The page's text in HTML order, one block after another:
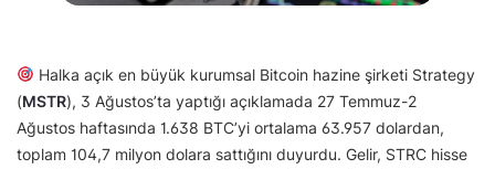
Halka açık en büyük kurumsal Bitcoin hazine şirketi Strategy
(MSTR), 3 Ağustos’ta yaptığı açıklamada 27 Temmuz-2
Ağustos haftasında 1.638 BTC’yi ortalama 63.957 dolardan,
toplam 104,7 milyon dolara sattığını duyurdu. Gelir, STRC hisse